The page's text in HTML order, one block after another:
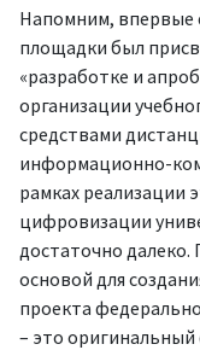
Напомним, впервые
площадки был
«разработке и
организации
средствами
информационно-
рамках реализации
цифровизации
достаточно далеко.
основой для
проекта
– это